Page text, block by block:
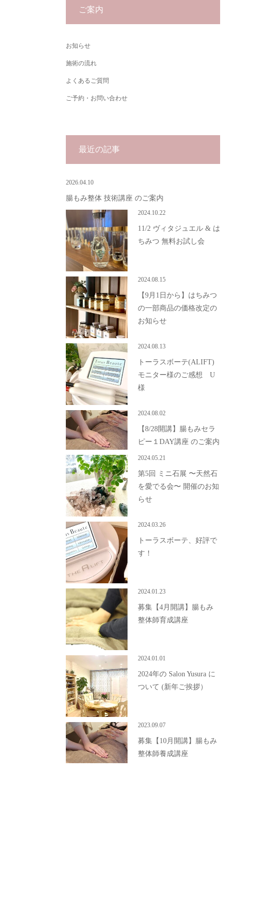
ご案内
お知らせ
施術の流れ
よくあるご質問
ご予約・お問い合わせ
最近の記事
2026.04.10
腸もみ整体 技術講座 のご案内
2024.10.22
11/2 ヴィタジュエル & は
ちみつ 無料お試し会
2024.08.15
【9月1日から】はちみつ
の一部商品の価格改定の
お知らせ
2024.08.13
トーラスボーテ(ALIFT)
モニター様のご感想 U
様
2024.08.02
【8/28開講】腸もみセラ
ピー１DAY講座 のご案内
2024.05.21
第5回 ミニ石展 〜天然石
を愛でる会〜 開催のお知
らせ
2024.03.26
トーラスボーテ、好評で
す！
2024.01.23
募集【4月開講】腸もみ
整体師育成講座
2024.01.01
2024年の Salon Yusura に
ついて (新年ご挨拶）
2023.09.07
募集【10月開講】腸もみ
整体師養成講座